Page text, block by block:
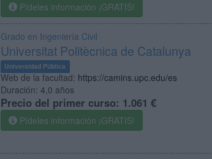
Pídeles información ¡GRATIS!
Grado en Ingeniería Civil
Universitat Politècnica de Catalunya
Universidad Pública
Web de la facultad: https://camins.upc.edu/es
Duración: 4,0 años
Precio del primer curso: 1.061 €
Pídeles información ¡GRATIS!